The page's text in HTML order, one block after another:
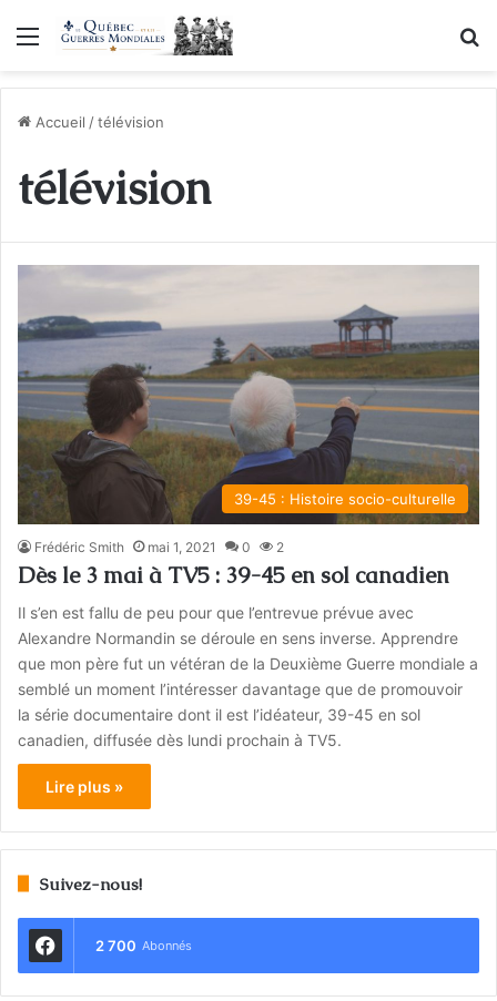
Menu
Accueil /télévision
télévision
39-45 : Histoire socio-culturelle
Frédéric Smith mai 1, 2021 0 2
Dès le 3 mai à TV5 : 39-45 en sol canadien
Il s’en est fallu de peu pour que l’entrevue prévue avec
Alexandre Normandin se déroule en sens inverse. Apprendre
que mon père fut un vétéran de la Deuxième Guerre mondiale a
semblé un moment l’intéresser davantage que de promouvoir
la série documentaire dont il est l’idéateur, 39-45 en sol
canadien, diffusée dès lundi prochain à TV5.
Lire plus »
Suivez-nous!
2 700 Abonnés